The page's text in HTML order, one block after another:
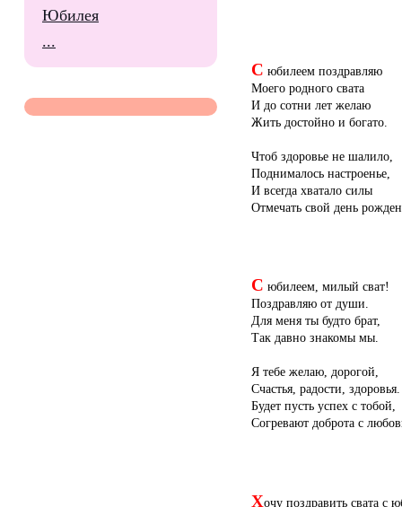
С юбилеем поздравляю
Моего родного свата
И до сотни лет желаю
Жить достойно и богато.
Чтоб здоровье не шалило,
Поднималось настроенье,
И всегда хватало силы
Отмечать свой день
С юбилеем, милый сват!
Поздравляю от души.
Для меня ты будто брат,
Так давно знакомы мы.
Я тебе желаю, дорогой,
Счастья, радости, здоровья.
Будет пусть успех с тобой,
Согревают доброта с
Хочу поздравить свата с
Юбилея
...